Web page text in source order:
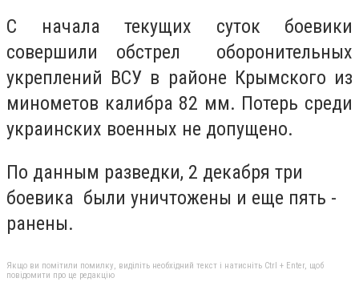
С начала текущих суток боевики
совершили обстрел оборонительных
укреплений ВСУ в районе Крымского из
минометов калибра 82 мм. Потерь среди
украинских военных не допущено.
По данным разведки, 2 декабря три
боевика были уничтожены и еще пять -
ранены.
Якщо ви помітили помилку, виділіть необхідний текст і натисніть Ctrl + Enter, щоб
повідомити про це редакцію